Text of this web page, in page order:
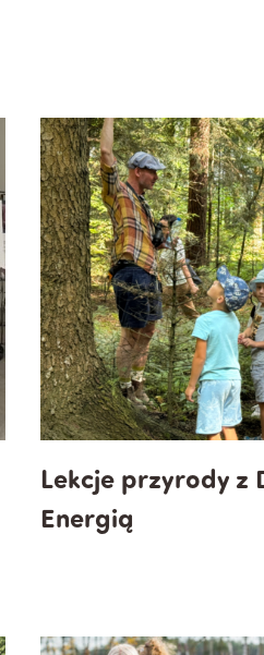
Lekcje przyrody z
Energią